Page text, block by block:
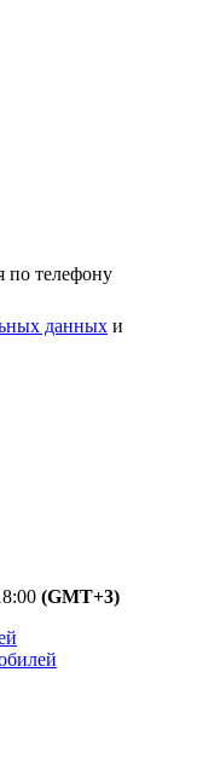
по телефону
данных и
(GMT+3)